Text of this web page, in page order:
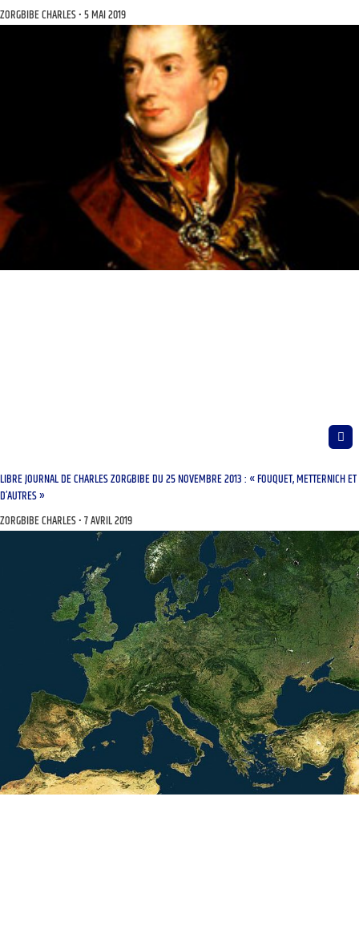
ZORGBIBE CHARLES 5 MAI 2019
LIBRE JOURNAL DE CHARLES ZORGBIBE DU 25 NOVEMBRE 2013 : « FOUQUET, METTERNICH ET
D’AUTRES »
ZORGBIBE CHARLES 7 AVRIL 2019